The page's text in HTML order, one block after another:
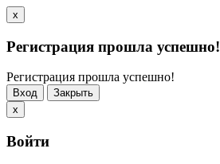
x
Регистрация прошла успешно!
Регистрация прошла успешно!
Вход
Закрыть
x
Войти